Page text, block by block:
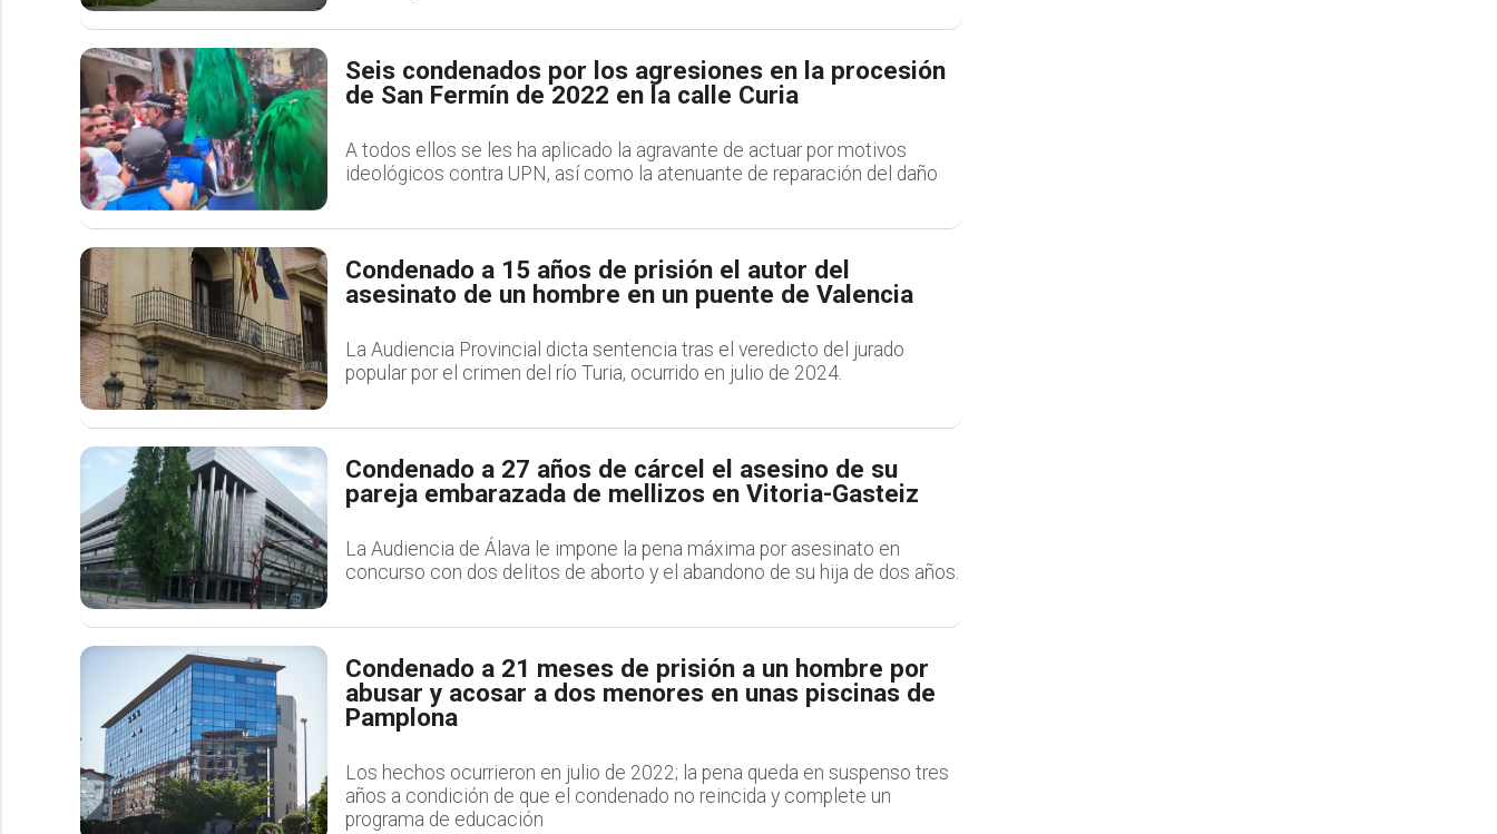
Seis condenados por los agresiones en la procesión
de San Fermín de 2022 en la calle Curia
A todos ellos se les ha aplicado la agravante de actuar por motivos
ideológicos contra UPN, así como la atenuante de reparación del daño
Condenado a 15 años de prisión el autor del
asesinato de un hombre en un puente de Valencia
La Audiencia Provincial dicta sentencia tras el veredicto del jurado
popular por el crimen del río Turia, ocurrido en julio de 2024.
Condenado a 27 años de cárcel el asesino de su
pareja embarazada de mellizos en Vitoria-Gasteiz
La Audiencia de Álava le impone la pena máxima por asesinato en
concurso con dos delitos de aborto y el abandono de su hija de dos años.
Condenado a 21 meses de prisión a un hombre por
abusar y acosar a dos menores en unas piscinas de
Pamplona
Los hechos ocurrieron en julio de 2022; la pena queda en suspenso tres
años a condición de que el condenado no reincida y complete un
programa de educación